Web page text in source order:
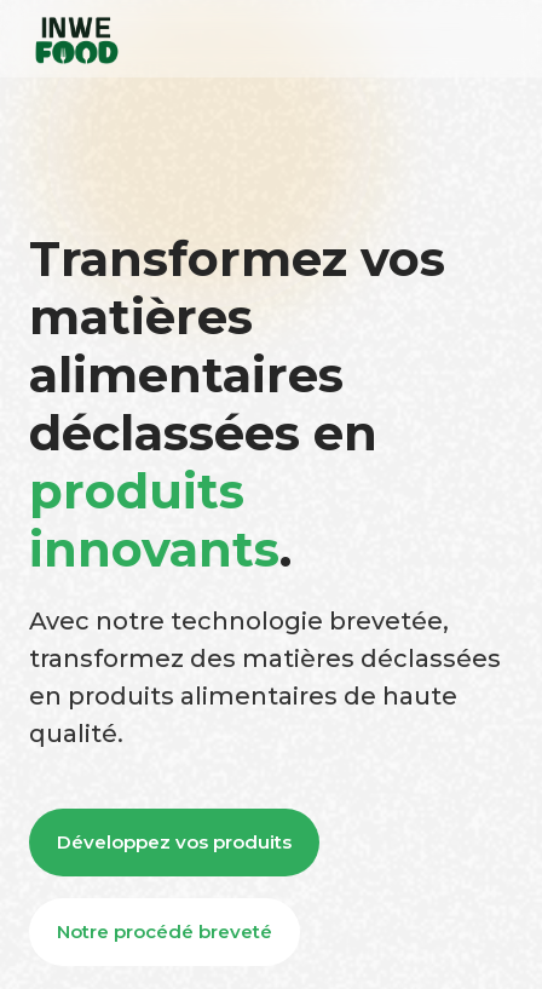
Transformez vos
matières
alimentaires
déclassées en
produits
innovants.
Avec notre technologie brevetée,
transformez des matières déclassées
en produits alimentaires de haute
qualité.
Développez vos produits
Notre procédé breveté